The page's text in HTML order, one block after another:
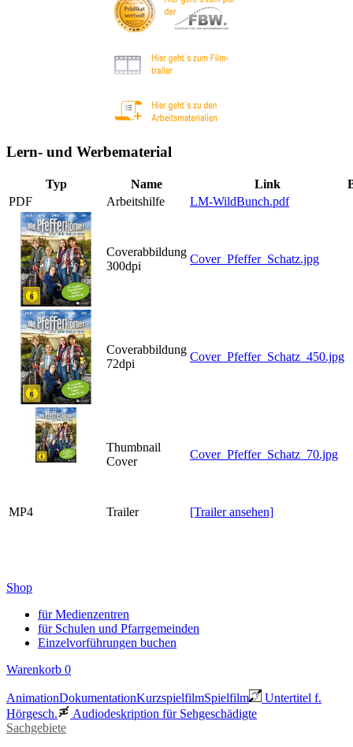
Lern- und Werbematerial
Typ Name Link
PDF
Arbeitshilfe LM-WildBunch.pdf
Coverabbildung
300dpi
Cover_Pfeffer_Schatz.jpg
Coverabbildung
72dpi
Cover_Pfeffer_Schatz_450.jpg
Thumbnail
Cover
Cover_Pfeffer_Schatz_70.jpg
MP4 Trailer [Trailer ansehen]
Shop
für Medienzentren
für Schulen und Pfarrgemeinden
Einzelvorführungen buchen
Warenkorb 0
AnimationDokumentationKurzspielfilmSpielfilm
Untertitel f.
Hörgesch.
Audiodeskription für Sehgeschädigte
Sachgebiete